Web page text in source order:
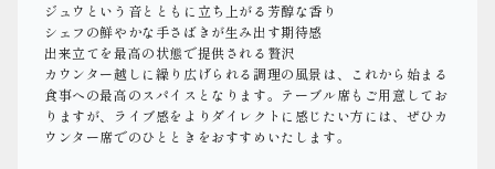
ジュウという音とともに立ち上がる芳醇な香り
シェフの鮮やかな手さばきが生み出す期待感
出来立てを最高の状態で提供される贅沢
カウンター越しに繰り広げられる調理の風景は、これから始まる
食事への最高のスパイスとなります。テーブル席もご用意してお
りますが、ライブ感をよりダイレクトに感じたい方には、ぜひカ
ウンター席でのひとときをおすすめいたします。